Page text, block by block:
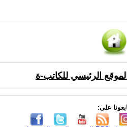
الموقع الرئيسي للكاتب-ة
على: